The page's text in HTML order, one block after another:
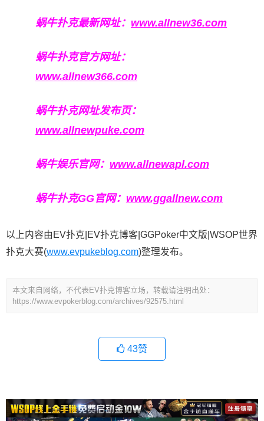
蜗牛扑克最新网址： www.allnew36.com
蜗牛扑克官方网址：
www.allnew366.com
蜗牛扑克网址发布页：
www.allnewpuke.com
蜗牛娱乐官网： www.allnewapl.com
蜗牛扑克GG官网： www.ggallnew.com
以上内容由EV扑克|EV扑克博客|GGPoker中文版|WSOP世界
扑克大赛(www.evpukeblog.com)整理发布。
本文来自网络，不代表EV扑克博客立场，转载请注明出处：
https://www.evpokerblog.com/archives/92575.html
43赞